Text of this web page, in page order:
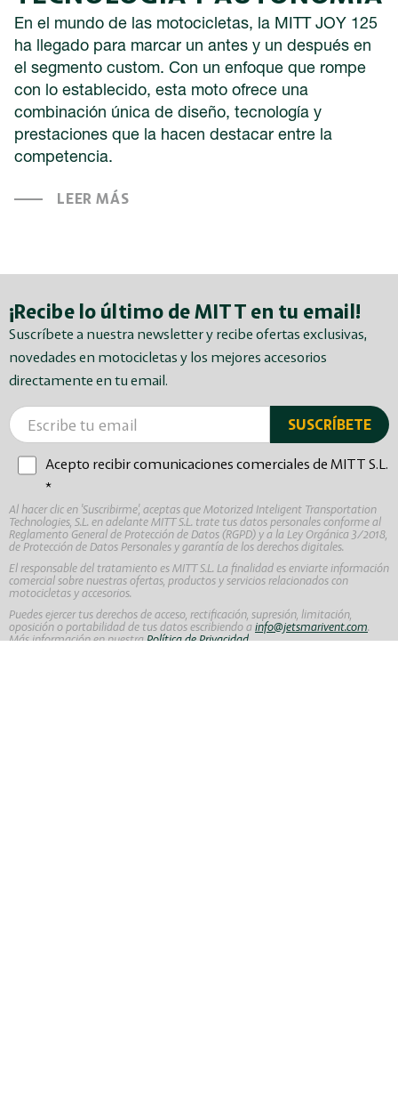
En el mundo de las motocicletas, la MITT JOY 125
ha llegado para marcar un antes y un después en
el segmento custom. Con un enfoque que rompe
con lo establecido, esta moto ofrece una
combinación única de diseño, tecnología y
prestaciones que la hacen destacar entre la
competencia.
LEER MÁS
¡Recibe lo último de MITT en tu email!
Suscríbete a nuestra newsletter y recibe ofertas exclusivas,
novedades en motocicletas y los mejores accesorios
directamente en tu email.
Acepto recibir comunicaciones comerciales de MITT S.L.
*
Al hacer clic en 'Suscribirme', aceptas que Motorized Inteligent Transportation
Technologies, S.L. en adelante MITT S.L. trate tus datos personales conforme al
Reglamento General de Protección de Datos (RGPD) y a la Ley Orgánica 3/2018,
de Protección de Datos Personales y garantía de los derechos digitales.
El responsable del tratamiento es MITT S.L. La finalidad es enviarte información
comercial sobre nuestras ofertas, productos y servicios relacionados con
motocicletas y accesorios.
Puedes ejercer tus derechos de acceso, rectificación, supresión, limitación,
oposición o portabilidad de tus datos escribiendo a info@jetsmarivent.com.
Más información en nuestraPolítica de Privacidad.